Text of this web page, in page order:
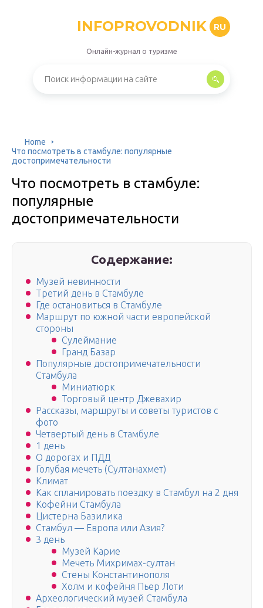
INFOPROVODNIK RU
Онлайн-журнал о туризме
Home
Что посмотреть в стамбуле: популярные
достопримечательности
Что посмотреть в стамбуле:
популярные
достопримечательности
Содержание:
Музей невинности
Третий день в Стамбуле
Где остановиться в Стамбуле
Маршрут по южной части европейской
стороны
Сулеймание
Гранд Базар
Популярные достопримечательности
Стамбула
Миниатюрк
Торговый центр Джевахир
Рассказы, маршруты и советы туристов с
фото
Четвертый день в Стамбуле
1 день
О дорогах и ПДД
Голубая мечеть (Султанахмет)
Климат
Как спланировать поездку в Стамбул на 2 дня
Кофейни Стамбула
Цистерна Базилика
Стамбул — Европа или Азия?
3 день
Музей Карие
Мечеть Михримах-султан
Стены Константинополя
Холм и кофейня Пьер Лоти
Археологический музей Стамбула